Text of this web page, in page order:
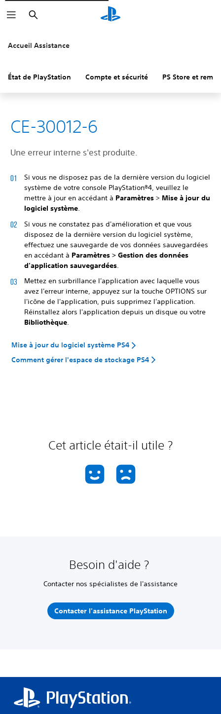
Rechercher
Accueil Assistance
État de PlayStation Compte et sécurité PS Store et
CE-30012-6
Une erreur interne s'est produite.
Si vous ne disposez pas de la dernière version du logiciel
système de votre console PlayStation®4, veuillez le
mettre à jour en accédant à Paramètres > Mise à jour du
logiciel système.
Si vous ne constatez pas d'amélioration et que vous
disposez de la dernière version du logiciel système,
effectuez une sauvegarde de vos données sauvegardées
en accédant à Paramètres > Gestion des données
d'application sauvegardées
Mettez en surbrillance l'application avec laquelle vous
avez l'erreur interne, appuyez sur la touche OPTIONS sur
l'icône de l'application, puis supprimez l'application.
Réinstallez alors l'application depuis un disque ou votre
Bibliothèque.
Mise à jour du logiciel système PS4
Comment gérer l'espace de stockage PS4
Cet article était-il utile ?
Besoin d'aide ?
Contacter nos spécialistes de l'assistance
Contacter l'assistance PlayStation